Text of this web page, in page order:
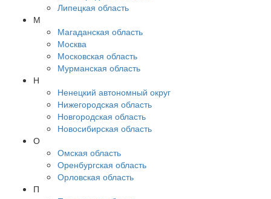
Липецкая область
М
Магаданская область
Москва
Московская область
Мурманская область
Н
Ненецкий автономный округ
Нижегородская область
Новгородская область
Новосибирская область
О
Омская область
Оренбургская область
Орловская область
П